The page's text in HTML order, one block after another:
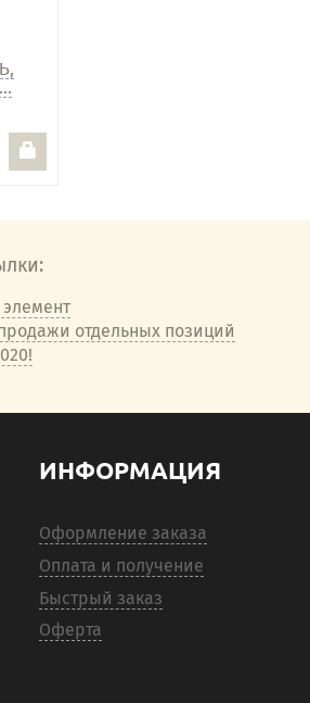
отдельных позиций
ИНФОРМАЦИЯ
Оформление заказа
Оплата и получение
Быстрый заказ
Оферта